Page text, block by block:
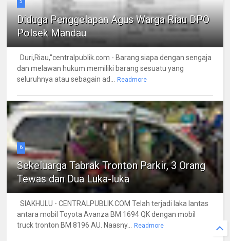
5
Diduga Penggelapan Agus Warga Riau DPO
Polsek Mandau
Duri,Riau,"centralpublik.com - Barang siapa dengan sengaja
dan melawan hukum memiliki barang sesuatu yang
seluruhnya atau sebagain ad...
Readmore
6
Sekeluarga Tabrak Tronton Parkir, 3 Orang
Tewas dan Dua Luka-luka
SIAKHULU - CENTRALPUBLIK.COM Telah terjadi laka lantas
antara mobil Toyota Avanza BM 1694 QK dengan mobil
truck tronton BM 8196 AU. Naasny...
Readmore